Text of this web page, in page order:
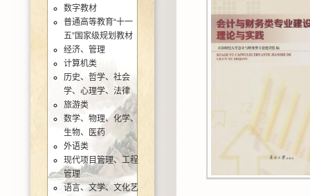
数字教材
普通高等教育“十一
五”国家级规划教材
经济、管理
计算机类
历史、哲学、社会
学、心理学、法律
旅游类
数学、物理、化学、
生物、医药
外语类
现代项目管理、工程
管理
语言、文学、文化艺